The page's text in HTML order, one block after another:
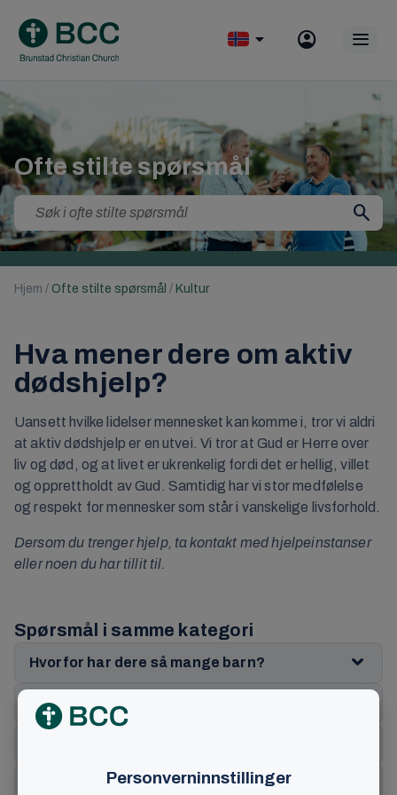
content
Ofte stilte spørsmål
Search
for:
Hjem / Ofte stilte spørsmål / Kultur
Hva mener dere om aktiv
dødshjelp?
Uansett hvilke lidelser mennesket kan komme i, tror vi aldri
at aktiv dødshjelp er en utvei. Vi tror at Gud er Herre over
liv og død, og at livet er ukrenkelig fordi det er hellig, villet
og opprettholdt av Gud. Samtidig har vi stor medfølelse
og respekt for mennesker som står i vanskelige livsforhold.
Dersom du trenger hjelp, ta kontakt med hjelpeinstanser
eller noen du har tillit til.
Spørsmål i samme kategori
Hvorfor har dere så mange barn?
Er det lov å drikke alkohol?
Hva mener dere om selvmord?